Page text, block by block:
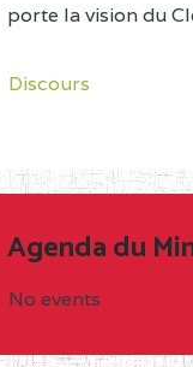
porte la vision du
Discours
Agenda du
No events